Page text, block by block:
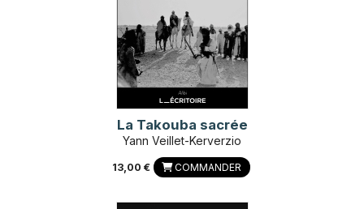
La Takouba sacrée
Yann Veillet-Kerverzio
13,00 € COMMANDER